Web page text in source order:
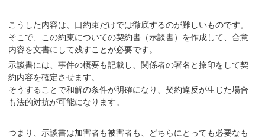
こうした内容は、口約束だけでは徹底するのが難しいものです。
そこで、この約束についての契約書（示談書）を作成して、合意
内容を文書にして残すことが必要です。
示談書には、事件の概要も記載し、関係者の署名と捺印をして契
約内容を確定させます。
そうすることで和解の条件が明確になり、契約違反が生じた場合
も法的対抗が可能になります。
つまり、示談書は加害者も被害者も、どちらにとっても必要なも